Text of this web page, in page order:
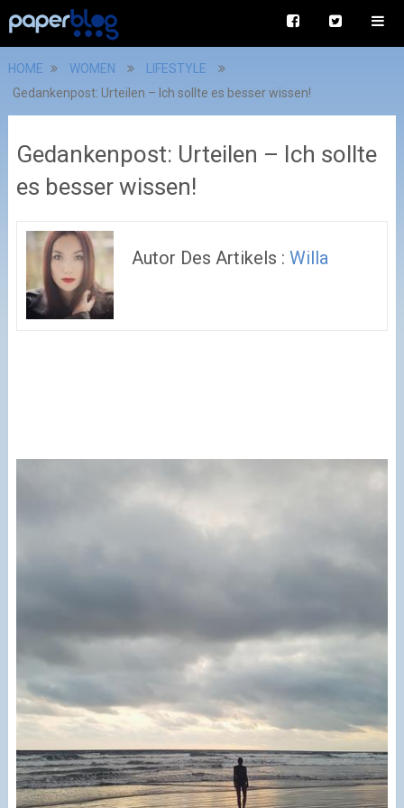
HOME WOMEN
LIFESTYLE
Gedankenpost: Urteilen – Ich sollte es besser wissen!
Gedankenpost: Urteilen – Ich sollte
es besser wissen!
Autor Des Artikels :Willa